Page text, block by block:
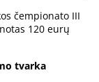
čempionato III
120 eurų
tvarka